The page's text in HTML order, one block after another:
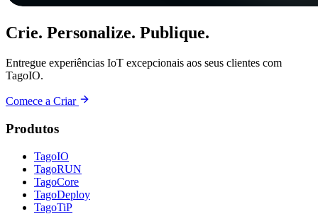
Crie. Personalize. Publique.
Entregue experiências IoT excepcionais aos seus clientes com
TagoIO.
Comece a Criar
Produtos
TagoIO
TagoRUN
TagoCore
TagoDeploy
TagoTiP